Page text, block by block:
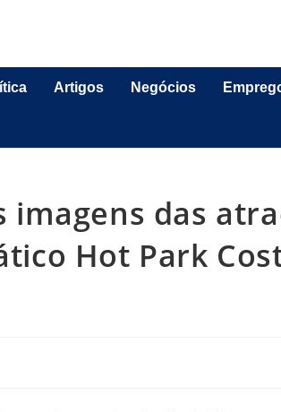
Artigos Negócios
imagens das
Hot Park